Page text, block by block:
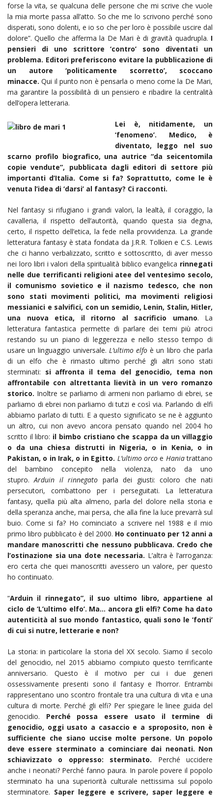
forse la vita, se qualcuna delle persone che mi scrive che vuole
la mia morte passa all’atto. So che me lo scrivono perché sono
disperati, sono dolenti, e io so che per loro è possibile uscire dal
dolore”. Quello che afferma la De Mari è di gravità quadrupla. I
pensieri di uno scrittore ‘contro’ sono diventati un
problema. Editori preferiscono evitare la pubblicazione di
un autore ‘politicamente scorretto’, scoccano
minacce. Qui il punto non è pensarla o meno come la De Mari,
ma garantire la possibilità di un pensiero e ribadire la centralità
dell’opera letteraria.
Lei è, nitidamente, un
‘fenomeno’. Medico, è
diventato, leggo nel suo
scarno profilo biografico, una autrice “da seicentomila
copie vendute”, pubblicata dagli editori di settore più
importanti d’Italia. Come si fa? Soprattutto, come le è
venuta l’idea di ‘darsi’ al fantasy? Ci racconti.
Nel fantasy si rifugiano i grandi valori, la lealtà, il coraggio, la
cavalleria, il rispetto dell’autorità, quando questa sia degna,
certo, il rispetto dell’etica, la fede nella provvidenza. La grande
letteratura fantasy è stata fondata da J.R.R. Tolkien e C.S. Lewis
che ci hanno verbalizzato, scritto e sottoscritto, di aver messo
nei loro libri i valori della spiritualità biblico evangelica rinnegati
nelle due terrificanti religioni atee del ventesimo secolo,
il comunismo sovietico e il nazismo tedesco, che non
sono stati movimenti politici, ma movimenti religiosi
messianici e salvifici, con un semidio, Lenin, Stalin, Hitler,
una nuova etica, il ritorno al sacrificio umano. La
letteratura fantastica permette di parlare dei temi più atroci
restando su un piano di leggerezza e nello stesso tempo di
usare un linguaggio universale. L’ultimo elfo è un libro che parla
di un elfo che è rimasto ultimo perché gli altri sono stati
sterminati: si affronta il tema del genocidio, tema non
affrontabile con altrettanta lievità in un vero romanzo
storico. Inoltre se parliamo di armeni non parliamo di ebrei, se
parliamo di ebrei non parliamo di tutzi e così via. Parlando di elfi
abbiamo parlato di tutti. E a questo significato se ne è aggiunto
un altro, cui non avevo ancora pensato quando nel 2004 ho
scritto il libro: il bimbo cristiano che scappa da un villaggio
o da una chiesa distrutti in Nigeria, o in Kenia, o in
Pakistan, o in Irak, o in Egitto. L’ultimo orcoe Haniatrattano
del bambino concepito nella violenza, nato da uno
stupro.Arduin il rinnegato parla dei giusti: coloro che nati
persecutori, combattono per i perseguitati. La letteratura
fantasy, quella più alta almeno, parla del dolore nella storia e
della speranza anche, mai persa, che alla fine la luce prevarrà sul
buio. Come si fa? Ho cominciato a scrivere nel 1988 e il mio
primo libro pubblicato è del 2000. Ho continuato per 12 anni a
mandare manoscritti che nessuno pubblicava. Credo che
l’ostinazione sia una dote necessaria. L’altra è l’arroganza:
ero certa che quei manoscritti avessero un valore, per questo
ho continuato.
“Arduin il rinnegato”, il suo ultimo libro, appartiene al
ciclo de ‘L’ultimo elfo’. Ma… ancora gli elfi? Come ha dato
autenticità al suo mondo fantastico, quali sono le ‘fonti’
di cui si nutre, letterarie e non?
La storia: in particolare la storia del XX secolo. Siamo il secolo
del genocidio, nel 2015 abbiamo compiuto questo terrificante
anniversario. Questo è il motivo per cui i due generi
ossessivamente presenti sono il fantasy e l’horror. Entrambi
rappresentano uno scontro frontale tra una cultura di vita e una
cultura di morte. Perché gli elfi? Per spiegare le linee guida del
genocidio. Perché possa essere usato il termine di
genocidio, oggi usato a casaccio e a sproposito, non è
sufficiente che siano uccise molte persone. Un popolo
deve essere sterminato a cominciare dai neonati. Non
schiavizzato o oppresso: sterminato. Perché uccidere
anche i neonati? Perché fanno paura. In parole povere il popolo
sterminato ha una superiorità culturale nettissima sul popolo
sterminatore. Saper leggere e scrivere, saper leggere e